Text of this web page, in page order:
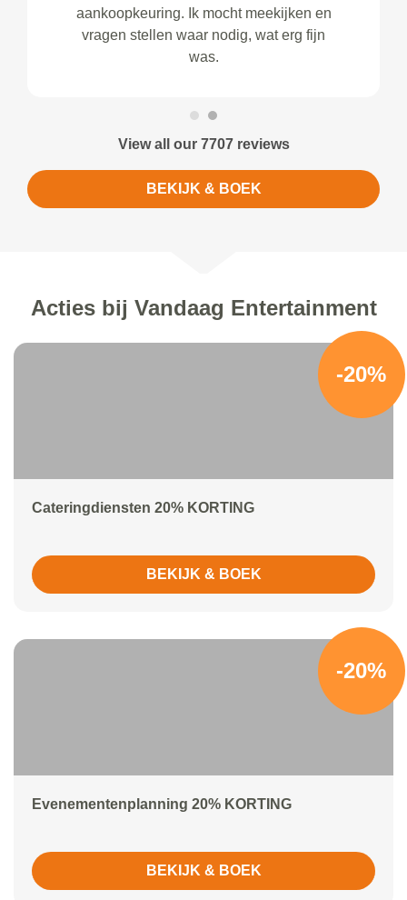
aankoopkeuring. Ik mocht meekijken en
vragen stellen waar nodig, wat erg fijn
was.
View all our 7707 reviews
BEKIJK & BOEK
Acties bij Vandaag Entertainment
-20%
Cateringdiensten 20% KORTING
BEKIJK & BOEK
-20%
Evenementenplanning 20% KORTING
BEKIJK & BOEK